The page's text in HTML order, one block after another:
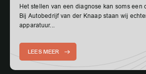
Het stellen van een diagnose kan soms een
Bij Autobedrijf van der Knaap staan wij
apparatuur...
LEES MEER